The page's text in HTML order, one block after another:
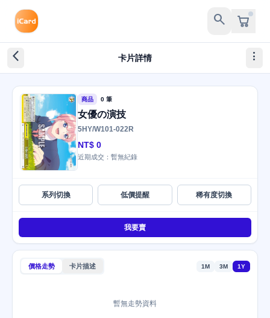
search
arrow_back_ios_new 卡片詳情 more_vert
商品 0 筆
女優の演技
5HY/W101-022R
NT$ 0
近期成交：暫無紀錄
系列切換 低價提醒 稀有度切換
我要賣
價格走勢 卡片描述 1M 3M 1Y
暫無走勢資料